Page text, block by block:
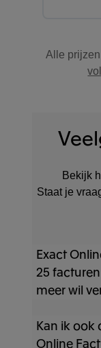
Alle
Bekijk
Staat je
Exact
25
meer wil
In Exact
per
Kan ik ook
Online